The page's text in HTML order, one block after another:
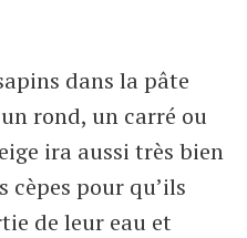
dans la pâte
rond, un carré ou
ira aussi très bien
cèpes pour qu’ils
de leur eau et